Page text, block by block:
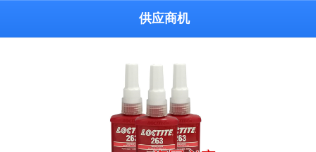
供应商机